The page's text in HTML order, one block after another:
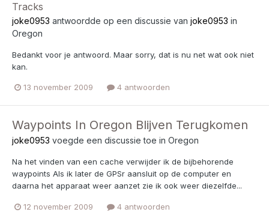
Tracks
joke0953 antwoordde op een discussie van joke0953 in
Oregon
Bedankt voor je antwoord. Maar sorry, dat is nu net wat ook niet
kan.
13 november 2009 4 antwoorden
Waypoints In Oregon Blijven Terugkomen
joke0953 voegde een discussie toe in Oregon
Na het vinden van een cache verwijder ik de bijbehorende
waypoints Als ik later de GPSr aansluit op de computer en
daarna het apparaat weer aanzet zie ik ook weer diezelfde...
12 november 2009 4 antwoorden